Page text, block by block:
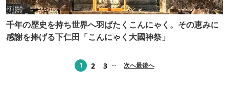
千年の歴史を持ち世界へ羽ばたくこんにゃく。その恵みに
感謝を捧げる下仁田「こんにゃく大國神祭」
1 2 3 ... 次へ最後へ